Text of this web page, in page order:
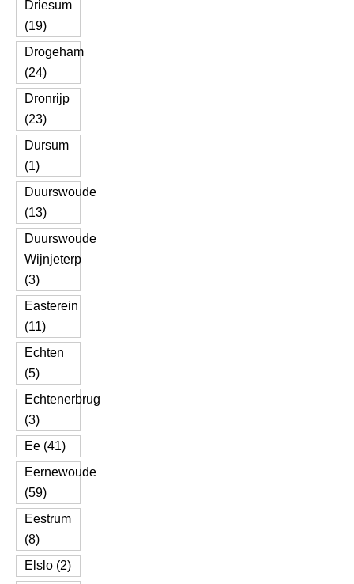
Driesum
(19)
Drogeham
(24)
Dronrijp
(23)
Dursum
(1)
Duurswoude
(13)
Duurswoude
Wijnjeterp
(3)
Easterein
(11)
Echten
(5)
Echtenerbrug
(3)
Ee (41)
Eernewoude
(59)
Eestrum
(8)
Elslo (2)